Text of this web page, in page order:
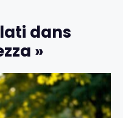
dans
»